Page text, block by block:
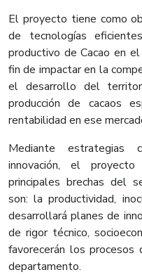
El proyecto tiene como
de tecnologías
productivo de Cacao en
fin de impactar en la
el desarrollo del
producción de cacaos
rentabilidad en ese
Mediante estrategias
innovación, el
principales brechas del
son: la productividad,
desarrollará planes de
de rigor técnico,
favorecerán los
departamento.